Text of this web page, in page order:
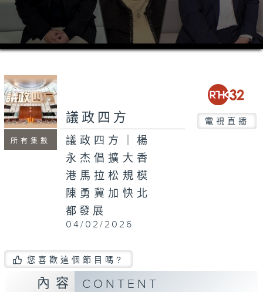
0
seconds
minutes,
17
seconds
所有集數
議政四方 電視直播
議政四方｜楊
永杰倡擴大香
港馬拉松規模
陳勇冀加快北
都發展
04/02/2026
您喜歡這個節目嗎?
內容 CONTENT